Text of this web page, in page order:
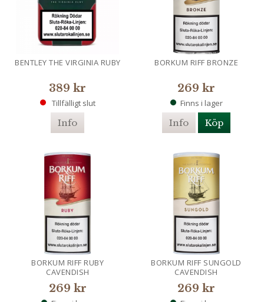
BENTLEY THE VIRGINIA RUBY
389 kr
Tillfälligt slut
Info
BORKUM RIFF BRONZE
269 kr
Finns i lager
Info Köp
BORKUM RIFF RUBY
CAVENDISH
269 kr
BORKUM RIFF SUNGOLD
CAVENDISH
269 kr